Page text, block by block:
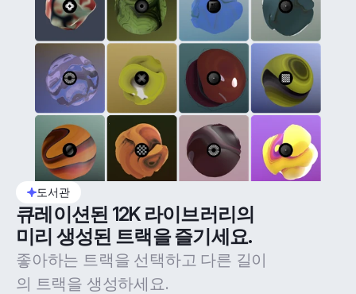
도서관
큐레이션된 12K 라이브러리의
미리 생성된 트랙을 즐기세요.
좋아하는 트랙을 선택하고 다른 길이
의 트랙을 생성하세요.